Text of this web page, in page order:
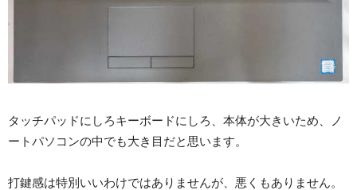
タッチパッドにしろキーボードにしろ、本体が大きいため、ノ
ートパソコンの中でも大き目だと思います。
打鍵感は特別いいわけではありませんが、悪くもありません。